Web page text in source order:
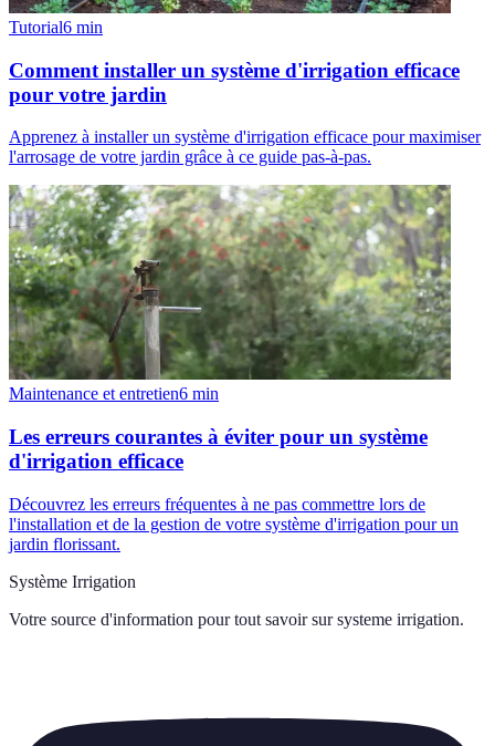
Tutorial6 min
Comment installer un système d'irrigation efficace
pour votre jardin
Apprenez à installer un système d'irrigation efficace pour maximiser
l'arrosage de votre jardin grâce à ce guide pas-à-pas.
Maintenance et entretien6 min
Les erreurs courantes à éviter pour un système
d'irrigation efficace
Découvrez les erreurs fréquentes à ne pas commettre lors de
l'installation et de la gestion de votre système d'irrigation pour un
jardin florissant.
Système Irrigation
Votre source d'information pour tout savoir sur systeme irrigation.